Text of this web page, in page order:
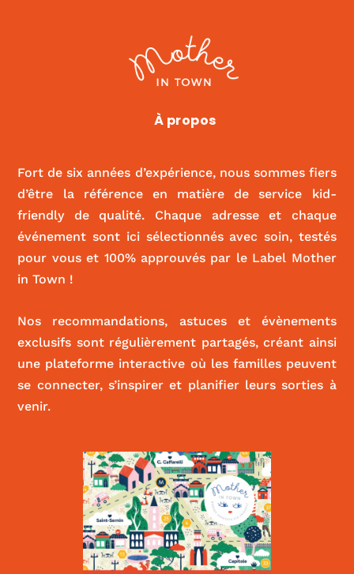
Curcumamas
PARENTALITÉ
À propos
Fort de six années d’expérience, nous sommes fiers
d’être la référence en matière de service kid-
friendly de qualité. Chaque adresse et chaque
événement sont ici sélectionnés avec soin, testés
pour vous et 100% approuvés par le Label Mother
in Town !
Nos recommandations, astuces et évènements
exclusifs sont régulièrement partagés, créant ainsi
une plateforme interactive où les familles peuvent
se connecter, s’inspirer et planifier leurs sorties à
venir.